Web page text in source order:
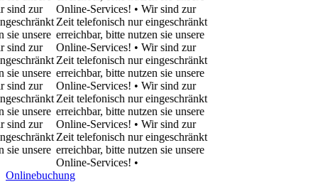
Online-Services! • Wir sind zur
Zeit telefonisch nur eingeschränkt
erreichbar, bitte nutzen sie unsere
Online-Services! • Wir sind zur
Zeit telefonisch nur eingeschränkt
erreichbar, bitte nutzen sie unsere
Online-Services! • Wir sind zur
Zeit telefonisch nur eingeschränkt
erreichbar, bitte nutzen sie unsere
Online-Services! • Wir sind zur
Zeit telefonisch nur eingeschränkt
erreichbar, bitte nutzen sie unsere
Online-Services!•
Onlinebuchung